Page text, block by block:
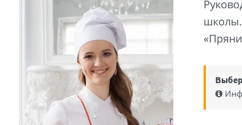
школы.